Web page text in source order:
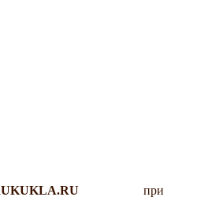
при